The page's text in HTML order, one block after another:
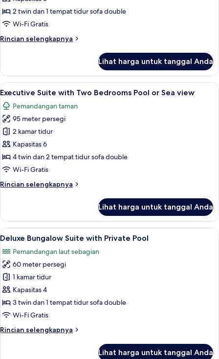
Bedroom
Suite
2 twin dan 1 tempat tidur sofa double
Wi-Fi Gratis
Rincian selengkapnya
Rincian
Executive
One
Bedroom
Lihat harga untuk tanggal Anda
Lihat
semua
foto
untuk
Executive
Suite
with
Two
Pool
view
Minibar, brankas, meja kerja, dan
14
Executive Suite with Two Bedrooms Pool or Sea view
Pemandangan taman
95 meter persegi
2 kamar tidur
Kapasitas 6
4 twin dan 2 tempat tidur sofa double
Wi-Fi Gratis
Rincian selengkapnya
Rincian
Executive
Suite
with
Bedrooms
Pool
or
Sea
view
Lihat harga untuk tanggal Anda
Lihat
semua
foto
untuk
Deluxe
Bungalow
Suite
with
Pool
Deluxe Bungalow Suite with Private
16
Deluxe Bungalow Suite with Private Pool
Pemandangan laut sebagian
60 meter persegi
1 kamar tidur
Kapasitas 4
3 twin dan 1 tempat tidur sofa double
Wi-Fi Gratis
Rincian selengkapnya
Rincian
Lihat harga untuk tanggal Anda